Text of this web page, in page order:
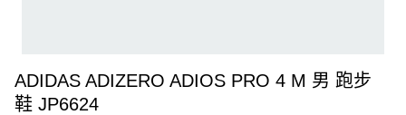
ADIDAS ADIZERO ADIOS PRO 4 M 男 跑步
鞋 JP6624